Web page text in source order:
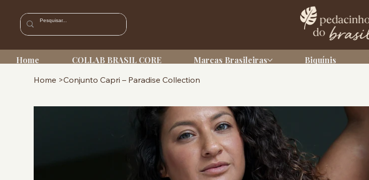
Home COLLAB BRASIL CORE Marcas Brasileiras Biquínis
Home >Conjunto Capri – Paradise Collection